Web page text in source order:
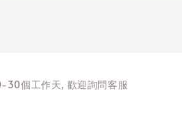
30個工作天, 歡迎詢問客服